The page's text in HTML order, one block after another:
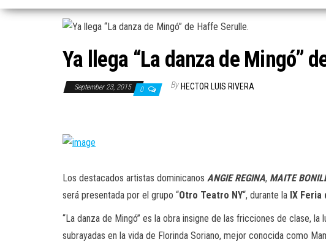
Ya llega “La danza de Mingó”
September 23, 2015 0 By HECTOR LUIS RIVERA
Los destacados artistas dominicanos ANGIE REGINA, MAITE
será presentada por el grupo “Otro Teatro NY“, durante la IX Feria
“La danza de Mingó” es la obra insigne de las fricciones de clase,
subrayadas en la vida de Florinda Soriano, mejor conocida como